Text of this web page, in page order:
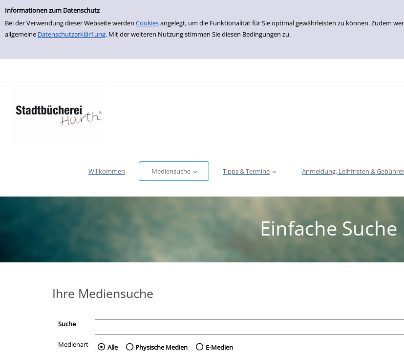
Einfache Suche
Informationen zum Datenschutz
Bei der Verwendung dieser Webseite werden Cookiesangelegt, um die Funktionalität für Sie optimal gewährleisten zu können. Zudem
allgemeine Datenschutzerklär1ung. Mit der weiteren Nutzung stimmen Sie diesen Bedingungen zu.
zur Navigation springen
zum Inhalt springen
Zur Detailanzeige springen
Willkommen Mediensuche Tipps & Termine Anmeldung, Leihfristen &
Einfache Suche
Ihre Mediensuche
Suche
Medienart Wählen Sie die Medienart nach der Sie suchen wollen.
Alle Physische Medien E-Medien